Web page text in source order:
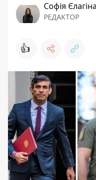
Софія Єлагіна
РЕДАКТОР
👍